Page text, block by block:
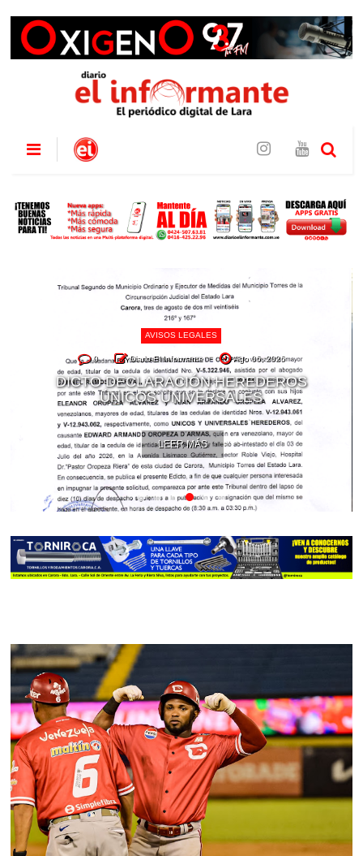
AVISOS LEGALES
0 Diario El Informante Ago 06, 2026
DICTO DECLARACIÓN HEREDEROS
ÚNICOS UNIVERSALES
LEER MÁS